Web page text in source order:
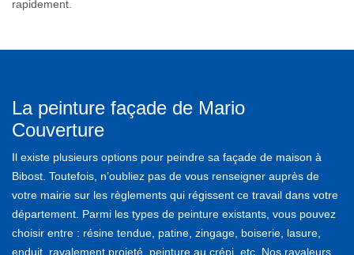
rapidement.
La peinture façade de Mario
Couverture
Il existe plusieurs options pour peindre sa façade de maison à
Bibost. Toutefois, n’oubliez pas de vous renseigner auprès de
votre mairie sur les règlements qui régissent ce travail dans votre
département. Parmi les types de peinture existants, vous pouvez
choisir entre : résine tendue, patine, zingage, boiserie, lasure,
enduit, ravalement projeté, peinture au crépi, etc. Nos ravaleurs